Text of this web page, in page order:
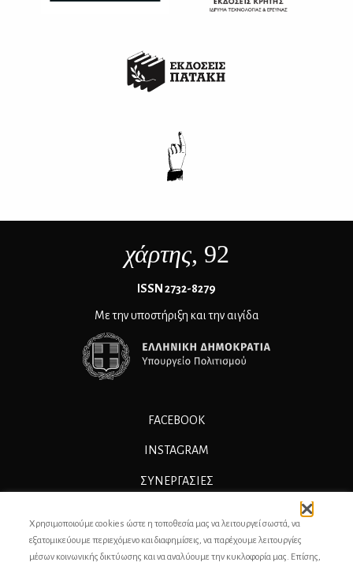
χάρτης, 92
ΙSSN 2732-8279
Με την υποστήριξη και την αιγίδα
FACEBOOK
INSTAGRAM
ΣΥΝΕΡΓΑΣΊΕΣ
ΕΠΙΚΟΙΝΩΝΙΑ
Χρησιμοποιούμε cookies ώστε η τοποθεσία μας να λειτουργεί σωστά, να
εξατομικεύουμε περιεχόμενο και διαφημίσεις, να παρέχουμε λειτουργίες
μέσων κοινωνικής δικτύωσης και να αναλύουμε την κυκλοφορία μας. Επίσης,